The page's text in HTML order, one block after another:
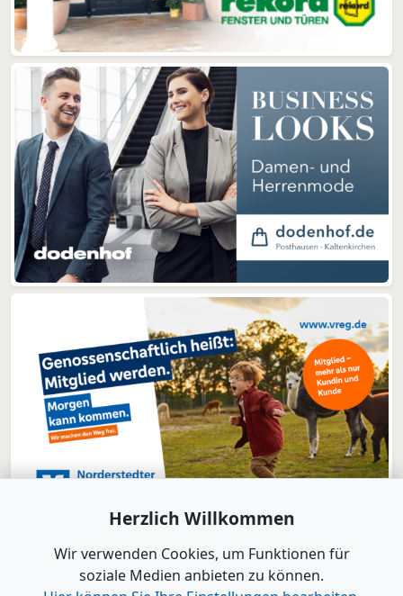
Herzlich Willkommen
Wir verwenden Cookies, um Funktionen für
soziale Medien anbieten zu können.